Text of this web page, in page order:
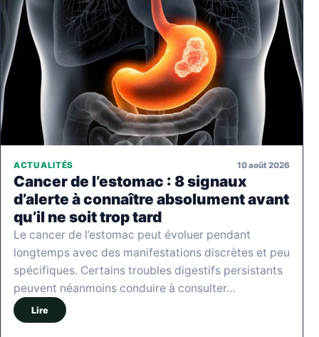
ACTUALITÉS 10 août 2026
Cancer de l’estomac : 8 signaux
d’alerte à connaître absolument avant
qu’il ne soit trop tard
Le cancer de l’estomac peut évoluer pendant
longtemps avec des manifestations discrètes et peu
spécifiques. Certains troubles digestifs persistants
peuvent néanmoins conduire à consulter…
Lire